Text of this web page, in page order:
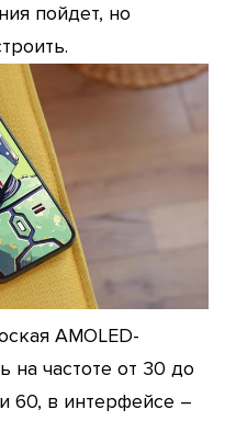
пойдет, но
AMOLED-
на частоте от 30 до
60, в интерфейсе –